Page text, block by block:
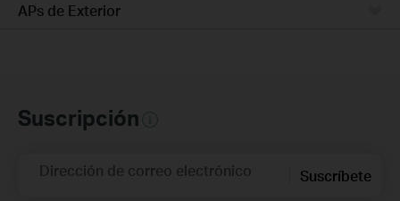
APs de Exterior
Suscripción
Dirección de correo electrónico Suscríbete